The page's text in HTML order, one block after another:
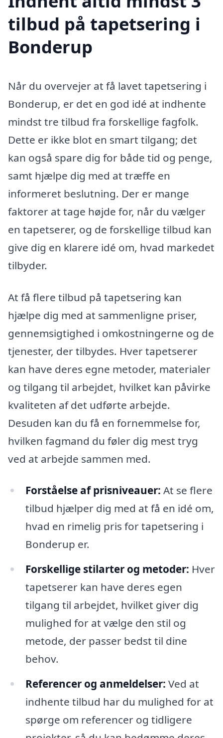
tilbud på tapetsering i
Bonderup
Når du overvejer at få lavet tapetsering i
Bonderup, er det en god idé at indhente
mindst tre tilbud fra forskellige fagfolk.
Dette er ikke blot en smart tilgang; det
kan også spare dig for både tid og penge,
samt hjælpe dig med at træffe en
informeret beslutning. Der er mange
faktorer at tage højde for, når du vælger
en tapetserer, og de forskellige tilbud kan
give dig en klarere idé om, hvad markedet
tilbyder.
At få flere tilbud på tapetsering kan
hjælpe dig med at sammenligne priser,
gennemsigtighed i omkostningerne og de
tjenester, der tilbydes. Hver tapetserer
kan have deres egne metoder, materialer
og tilgang til arbejdet, hvilket kan påvirke
kvaliteten af det udførte arbejde.
Desuden kan du få en fornemmelse for,
hvilken fagmand du føler dig mest tryg
ved at arbejde sammen med.
Forståelse af prisniveauer: At se flere
tilbud hjælper dig med at få en idé om,
hvad en rimelig pris for tapetsering i
Bonderup er.
Forskellige stilarter og metoder: Hver
tapetserer kan have deres egen
tilgang til arbejdet, hvilket giver dig
mulighed for at vælge den stil og
metode, der passer bedst til dine
behov.
Referencer og anmeldelser: Ved at
indhente tilbud har du mulighed for at
spørge om referencer og tidligere